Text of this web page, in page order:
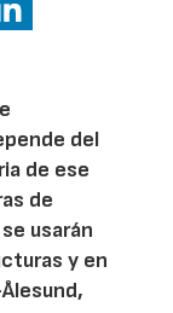
del
de ese
de
usarán
y en